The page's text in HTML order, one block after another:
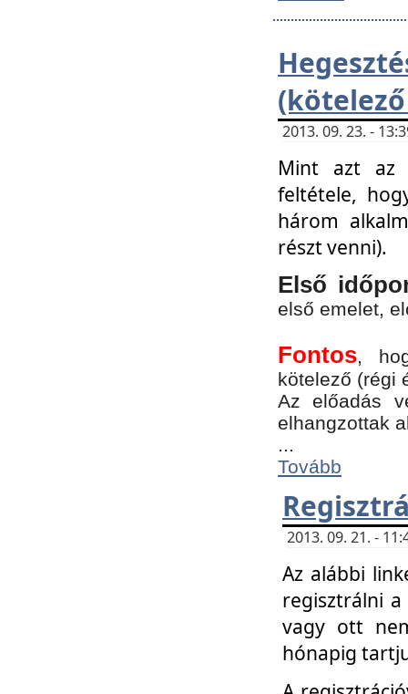
2013. 09. 23. -
Mint azt az
feltétele,
három
részt venni).
Első
első emelet,
Fontos,
kötelező (régi
Az előadás
elhangzottak
...
Tovább
2013. 09. 21. -
Az alábbi
regisztrálni
vagy ott
hónapig